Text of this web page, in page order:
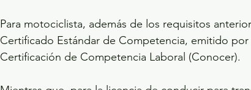
Para motociclista, además de los requisitos
Certificado Estándar de Competencia, emitido
Certificación de Competencia Laboral (Conocer).